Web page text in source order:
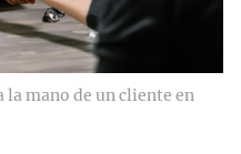
la mano de un cliente en